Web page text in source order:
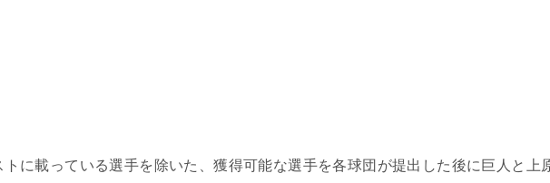
トに載っている選手を除いた、獲得可能な選手を各球団が提出した後に巨人と上